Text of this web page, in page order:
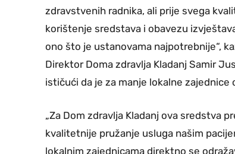
zdravstvenih radnika, ali prije svega
korištenje sredstava i obavezu
ono što je ustanovama najpotrebnije“,
Direktor Doma zdravlja Kladanj Samir
ističući da je za manje lokalne zajednice
„Za Dom zdravlja Kladanj ova sredstva
kvalitetnije pružanje usluga našim
lokalnim zajednicama direktno se